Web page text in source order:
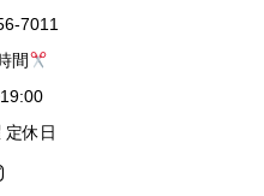
7011
間
定休日